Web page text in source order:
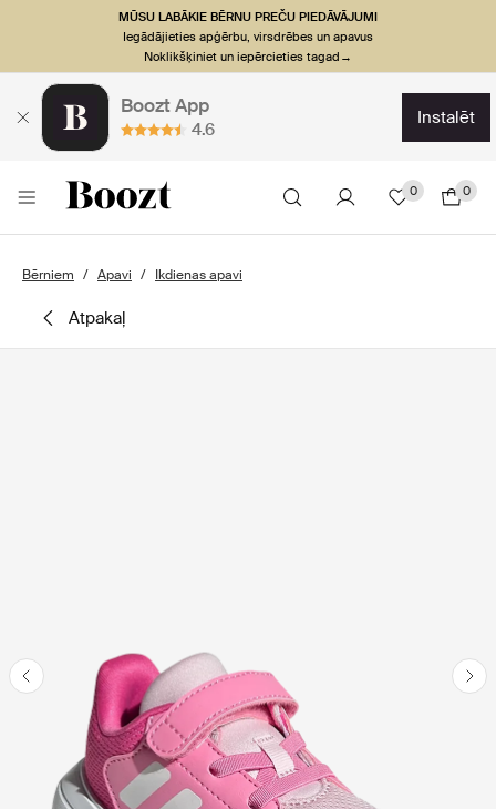
MŪSU LABĀKIE BĒRNU PREČU PIEDĀVĀJUMI
Iegādājieties apģērbu, virsdrēbes un apavus
Noklikšķiniet un iepērcieties tagad→
Boozt App
4.6
instalēt
0 0
Bērniem Apavi Ikdienas apavi
atpakaļ